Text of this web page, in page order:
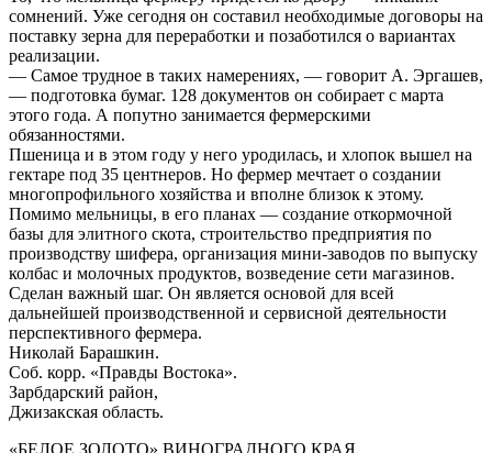
сомнений. Уже сегодня он составил необходимые договоры на
поставку зерна для переработки и позаботился о вариантах
реализации.
— Самое трудное в таких намерениях, — говорит А. Эргашев,
— подготовка бумаг. 128 документов он собирает с марта
этого года. А попутно занимается фермерскими
обязанностями.
Пшеница и в этом году у него уродилась, и хлопок вышел на
гектаре под 35 центнеров. Но фермер мечтает о создании
многопрофильного хозяйства и вполне близок к этому.
Помимо мельницы, в его планах — создание откормочной
базы для элитного скота, строительство предприятия по
производству шифера, организация мини-заводов по выпуску
колбас и молочных продуктов, возведение сети магазинов.
Сделан важный шаг. Он является основой для всей
дальнейшей производственной и сервисной деятельности
перспективного фермера.
Николай Барашкин.
Соб. корр. «Правды Востока».
Зарбдарский район,
Джизакская область.